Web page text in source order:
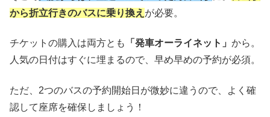
から折立行きのバスに乗り換え が必要。
チケットの購入は両方とも 「発車オーライネット」 から。
人気の日付はすぐに埋まるので、早め早めの予約が必須。
ただ、2つのバスの予約開始日が微妙に違うので、よく確
認して座席を確保しましょう！